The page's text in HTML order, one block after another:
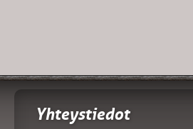
Yhteystiedot